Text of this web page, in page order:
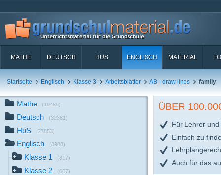
MATHE DEUTSCH HUS ENGLISCH MATERIAL
Startseite Englisch Klasse 3 Arbeitsblätter AB - draw lines family
Mathe (19489)
Deutsch (32381)
HuS (27853)
Englisch (3988)
Klasse 1 (817)
Klasse 2 (667)
ÜBER
Für Lehrer und
Einfach zu
Auch für das